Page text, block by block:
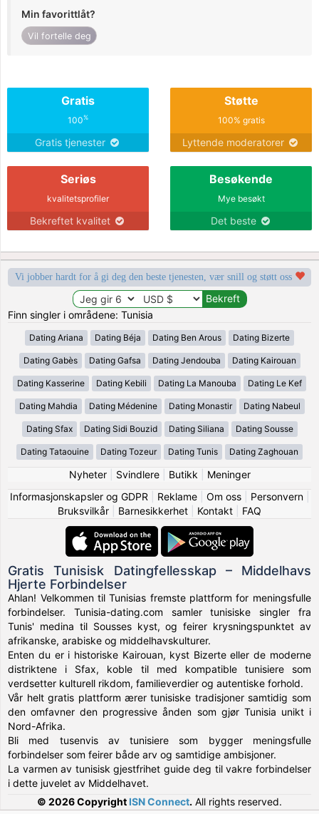
Min favorittlåt?
Vil fortelle deg
Gratis
100%
Gratis tjenester
Støtte
100% gratis
Lyttende moderatorer
Seriøs
kvalitetsprofiler
Bekreftet kvalitet
Besøkende
Mye besøkt
Det beste
Vi jobber hardt for å gi deg den beste tjenesten, vær snill og støtt oss
Finn singler i områdene: Tunisia
Dating Ariana Dating Béja Dating Ben Arous Dating Bizerte
Dating Gabès Dating Gafsa Dating Jendouba Dating Kairouan
Dating Kasserine Dating Kebili Dating La Manouba Dating Le Kef
Dating Mahdia Dating Médenine Dating Monastir Dating Nabeul
Dating Sfax Dating Sidi Bouzid Dating Siliana Dating Sousse
Dating Tataouine Dating Tozeur Dating Tunis Dating Zaghouan
Nyheter| Svindlere| Butikk
Meninger
Informasjonskapsler og GDPR
Reklame| Om oss| Personvern|
Bruksvilkår
Barnesikkerhet Kontakt FAQ
Gratis Tunisisk Datingfellesskap – Middelhavs
Hjerte Forbindelser
Ahlan! Velkommen til Tunisias fremste plattform for meningsfulle
forbindelser. Tunisia-dating.com samler tunisiske singler fra
Tunis' medina til Sousses kyst, og feirer krysningspunktet av
afrikanske, arabiske og middelhavskulturer.
Enten du er i historiske Kairouan, kyst Bizerte eller de moderne
distriktene i Sfax, koble til med kompatible tunisiere som
verdsetter kulturell rikdom, familieverdier og autentiske forhold.
Vår helt gratis plattform ærer tunisiske tradisjoner samtidig som
den omfavner den progressive ånden som gjør Tunisia unikt i
Nord-Afrika.
Bli med tusenvis av tunisiere som bygger meningsfulle
forbindelser som feirer både arv og samtidige ambisjoner.
La varmen av tunisisk gjestfrihet guide deg til vakre forbindelser
i dette juvelet av Middelhavet.
© 2026 Copyright ISN Connect. All rights reserved.